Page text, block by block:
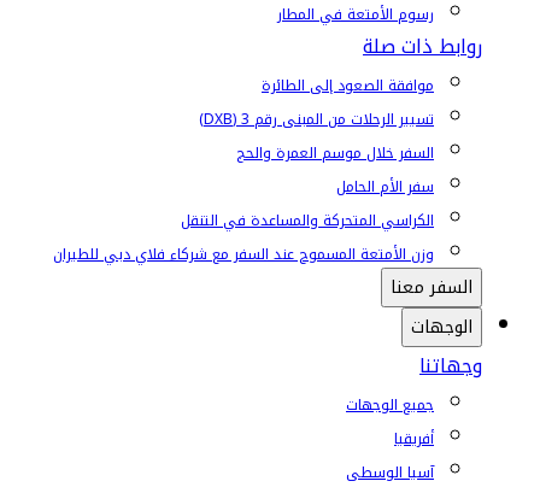
رسوم الأمتعة في المطار
روابط ذات صلة
موافقة الصعود إلى الطائرة
تسيير الرحلات من المبنى رقم 3 (DXB)
السفر خلال موسم العمرة والحج
سفر الأم الحامل
الكراسي المتحركة والمساعدة في التنقل
وزن الأمتعة المسموح عند السفر مع شركاء فلاي دبي للطيران
السفر معنا
الوجهات
وجهاتنا
جميع الوجهات
أفريقيا
آسيا الوسطى